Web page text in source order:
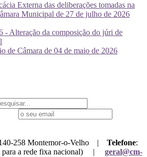
Externa das deliberações tomadas na
Municipal de 27 de julho de 2026
- Alteração da composição do júri de
de Câmara de 04 de maio de 2026
258 Montemor-o-Velho | Telefone:
para a rede fixa nacional) | geral@cm-